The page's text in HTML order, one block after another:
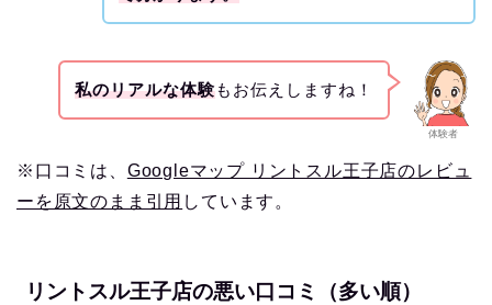
体験者
私のリアルな体験もお伝えしますね！
※口コミは、 Googleマップ リントスル王子店のレビュ
ーを原文のまま引用 しています。
リントスル王子店の悪い口コミ（多い順）